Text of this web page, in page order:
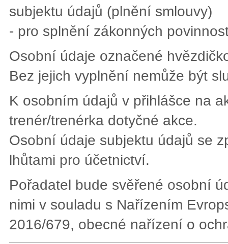
subjektu údajů (plnění smlouvy)
- pro splnění zákonných
Osobní údaje označené
Bez jejich vyplnění nemůže být
K osobním údajů v přihlášce na
trenér/trenérka dotyčné akce.
Osobní údaje subjektu údajů se
lhůtami pro účetnictví.
Pořadatel bude svěřené osobní
nimi v souladu s Nařízením
2016/679, obecné nařízení o